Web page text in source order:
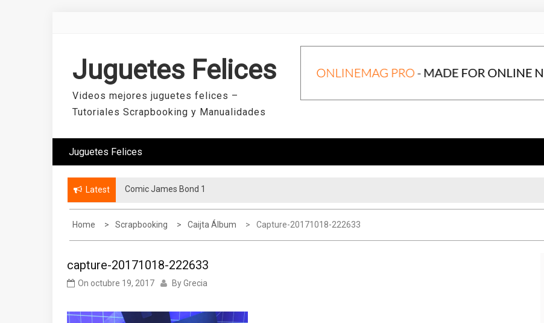
Juguetes Felices
Videos mejores juguetes felices –
Tutoriales Scrapbooking y Manualidades
Juguetes Felices
Latest Comic James Bond 1
Home Scrapbooking Caijta Álbum Capture-20171018-222633
capture-20171018-222633
On octubre 19, 2017 ByGrecia